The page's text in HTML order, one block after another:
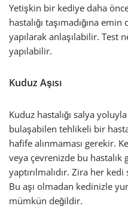
Yetişkin bir kediye daha
hastalığı taşımadığına
yapılarak anlaşılabilir. Test
yapılabilir.
Kuduz Aşısı
Kuduz hastalığı salya
bulaşabilen tehlikeli bir
hafife alınmaması gerekir.
veya çevrenizde bu hastalık
yaptırılmalıdır. Zira her
Bu aşı olmadan kedinizle
mümkün değildir.